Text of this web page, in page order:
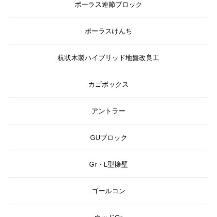
ポーラス連節ブロック
ポーラスけんち
杭状木製ハイブリッド地盤改良工
カゴボックス
アントラー
GUブロック
Gr・L型擁壁
ゴールコン